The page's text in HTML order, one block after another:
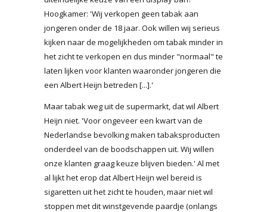
Hoogkamer: 'Wij verkopen geen tabak aan
jongeren onder de 18 jaar. Ook willen wij serieus
kijken naar de mogelijkheden om tabak minder in
het zicht te verkopen en dus minder "normaal" te
laten lijken voor klanten waaronder jongeren die
een Albert Heijn betreden [...].'
Maar tabak weg uit de supermarkt, dat wil Albert
Heijn niet. 'Voor ongeveer een kwart van de
Nederlandse bevolking maken tabaksproducten
onderdeel van de boodschappen uit. Wij willen
onze klanten graag keuze blijven bieden.' Al met
al lijkt het erop dat Albert Heijn wel bereid is
sigaretten uit het zicht te houden, maar niet wil
stoppen met dit winstgevende paardje (onlangs